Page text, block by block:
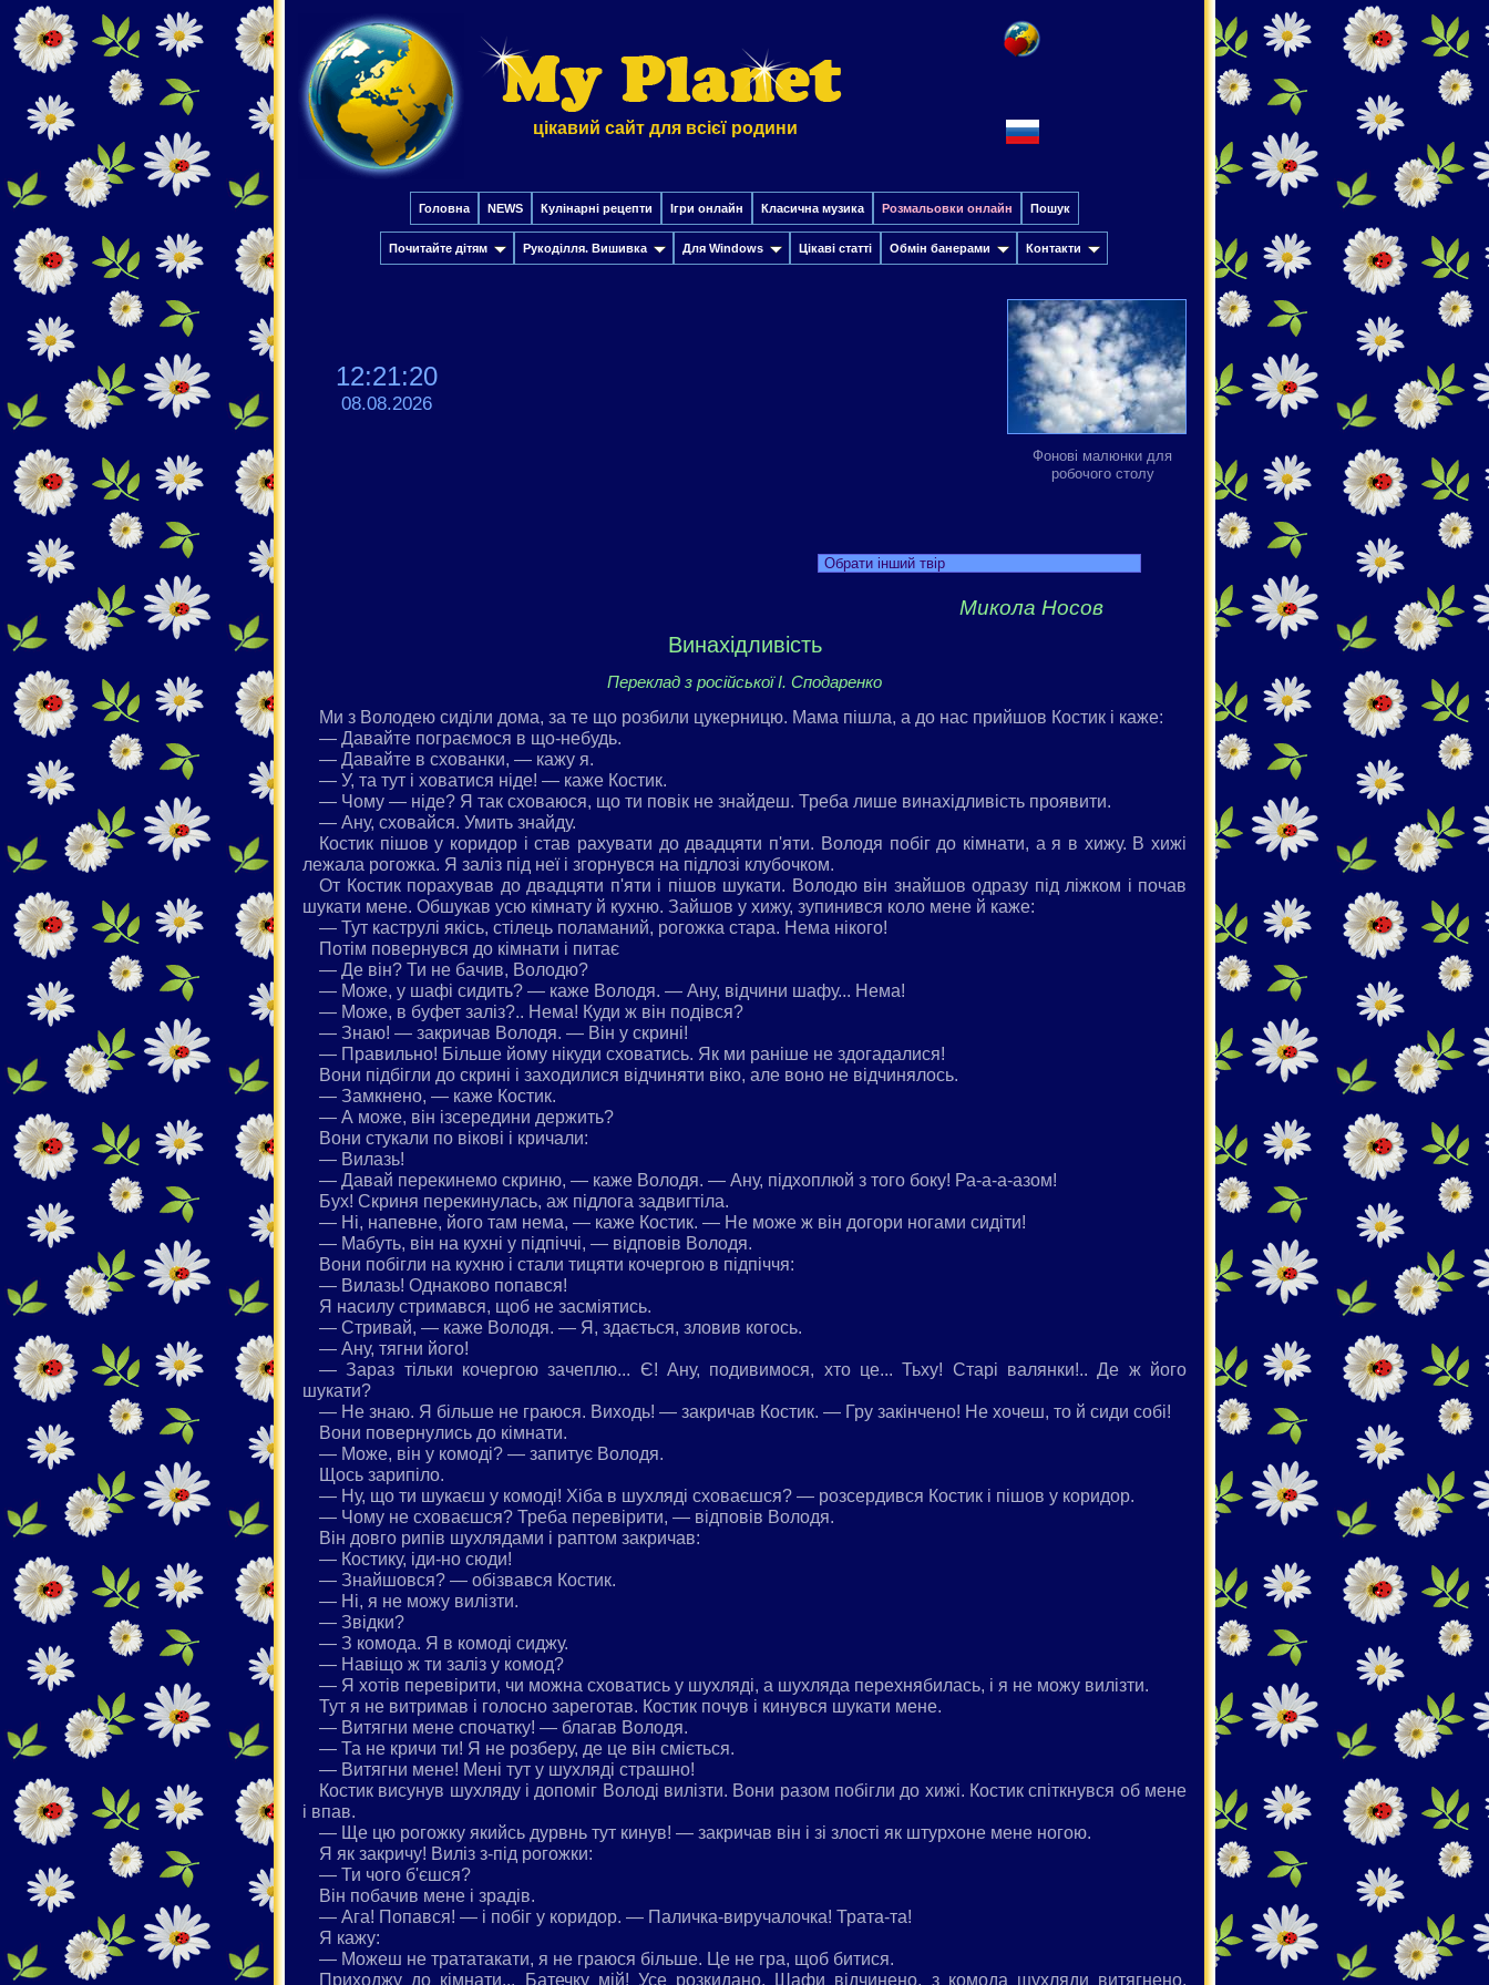
цікавий сайт для всієї родини
Головна NEWS Кулінарні рецепти Ігри онлайн Класична музика Розмальовки онлайн Пошук
Почитайте дітям Рукоділля. Вишивка Для Windows Цікаві статті Обмін банерами Контакти
12:21:21
08.08.2026
Фонові малюнки для
робочого столу
Обрати інший твір
Микола Носов
Винахідливість
Переклад з російської І. Сподаренко
Ми з Володею сиділи дома, за те що розбили цукерницю. Мама пішла, а до нас прийшов Костик і каже:
— Давайте пограємося в що-небудь.
— Давайте в схованки, — кажу я.
— У, та тут і ховатися ніде! — каже Костик.
— Чому — ніде? Я так сховаюся, що ти повік не знайдеш. Треба лише винахідливість проявити.
— Ану, сховайся. Умить знайду.
Костик пішов у коридор і став рахувати до двадцяти п'яти. Володя побіг до кімнати, а я в хижу. В хижі
лежала рогожка. Я заліз під неї і згорнувся на підлозі клубочком.
От Костик порахував до двадцяти п'яти і пішов шукати. Володю він знайшов одразу під ліжком і почав
шукати мене. Обшукав усю кімнату й кухню. Зайшов у хижу, зупинився коло мене й каже:
— Тут каструлі якісь, стілець поламаний, рогожка стара. Нема нікого!
Потім повернувся до кімнати і питає
— Де він? Ти не бачив, Володю?
— Може, у шафі сидить? — каже Володя. — Ану, відчини шафу... Нема!
— Може, в буфет заліз?.. Нема! Куди ж він подівся?
— Знаю! — закричав Володя. — Він у скрині!
— Правильно! Більше йому нікуди сховатись. Як ми раніше не здогадалися!
Вони підбігли до скрині і заходилися відчиняти віко, але воно не відчинялось.
— Замкнено, — каже Костик.
— А може, він ізсередини держить?
Вони стукали по вікові і кричали:
— Вилазь!
— Давай перекинемо скриню, — каже Володя. — Ану, підхоплюй з того боку! Ра-а-а-азом!
Бух! Скриня перекинулась, аж підлога задвигтіла.
— Ні, напевне, його там нема, — каже Костик. — Не може ж він догори ногами сидіти!
— Мабуть, він на кухні у підпіччі, — відповів Володя.
Вони побігли на кухню і стали тицяти кочергою в підпіччя:
— Вилазь! Однаково попався!
Я насилу стримався, щоб не засміятись.
— Стривай, — каже Володя. — Я, здається, зловив когось.
— Ану, тягни його!
— Зараз тільки кочергою зачеплю... Є! Ану, подивимося, хто це... Тьху! Старі валянки!.. Де ж його
шукати?
— Не знаю. Я більше не граюся. Виходь! — закричав Костик. — Гру закінчено! Не хочеш, то й сиди собі!
Вони повернулись до кімнати.
— Може, він у комоді? — запитує Володя.
Щось зарипіло.
— Ну, що ти шукаєш у комоді! Хіба в шухляді сховаєшся? — розсердився Костик і пішов у коридор.
— Чому не сховаєшся? Треба перевірити, — відповів Володя.
Він довго рипів шухлядами і раптом закричав:
— Костику, іди-но сюди!
— Знайшовся? — обізвався Костик.
— Ні, я не можу вилізти.
— Звідки?
— З комода. Я в комоді сиджу.
— Навіщо ж ти заліз у комод?
— Я хотів перевірити, чи можна сховатись у шухляді, а шухляда перехнябилась, і я не можу вилізти.
Тут я не витримав і голосно зареготав. Костик почув і кинувся шукати мене.
— Витягни мене спочатку! — благав Володя.
— Та не кричи ти! Я не розберу, де це він сміється.
— Витягни мене! Мені тут у шухляді страшно!
Костик висунув шухляду і допоміг Володі вилізти. Вони разом побігли до хижі. Костик спіткнувся об мене
і впав.
— Ще цю рогожку якийсь дурвнь тут кинув! — закричав він і зі злості як штурхоне мене ногою.
Я як закричу! Виліз з-під рогожки:
— Ти чого б'єшся?
Він побачив мене і зрадів.
— Ага! Попався! — і побіг у коридор. — Паличка-виручалочка! Трата-та!
Я кажу:
— Можеш не трататакати, я не граюся більше. Це не гра, щоб битися.
Приходжу до кімнати... Батечку мій! Усе розкидано. Шафи відчинено, з комода шухляди витягнено,